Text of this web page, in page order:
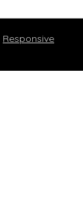
Responsive